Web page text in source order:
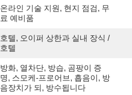
온라인 기술 지원, 현지 점검, 무
료 예비품
호텔, 오이퍼 상한과 실내 장식 /
호텔
방화, 열차단, 방습, 곰팡이 증
명, 스모케-프로어브, 흡음이, 방
음장치가 되, 방수됩니다